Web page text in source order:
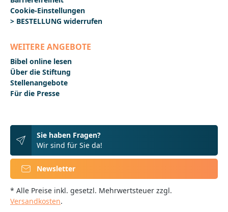
Cookie-Einstellungen
> BESTELLUNG widerrufen
WEITERE ANGEBOTE
Bibel online lesen
Über die Stiftung
Stellenangebote
Für die Presse
Sie haben Fragen?
Wir sind für Sie da!
Newsletter
* Alle Preise inkl. gesetzl. Mehrwertsteuer zzgl.
Versandkosten.